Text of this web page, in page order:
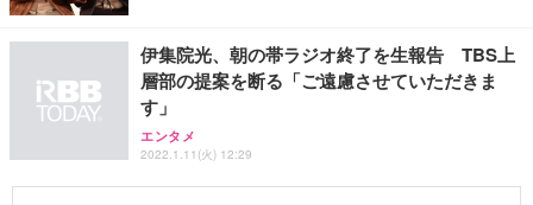
伊集院光、朝の帯ラジオ終了を生報告 TBS上
層部の提案を断る「ご遠慮させていただきま
す」
エンタメ
2022.1.11(火) 12:29